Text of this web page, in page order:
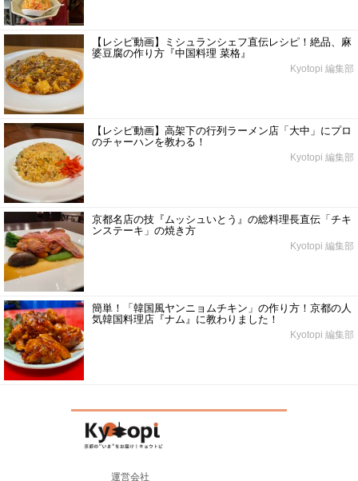
【レシピ動画】ミシュランシェフ直伝レシピ！絶品、麻
婆豆腐の作り方『中国料理 菜格』
Kyotopi 編集部
【レシピ動画】高架下の行列ラーメン店「大中」にプロ
のチャーハンを教わる！
Kyotopi 編集部
京都名店の技『ムッシュいとう』の総料理長直伝「チキ
ンステーキ」の焼き方
Kyotopi 編集部
簡単！「韓国風ヤンニョムチキン」の作り方！京都の人
気韓国料理店『ナム』に教わりました！
Kyotopi 編集部
運営会社